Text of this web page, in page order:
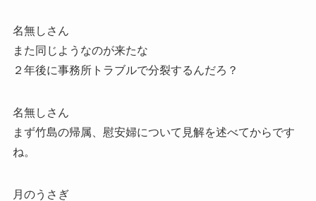
名無しさん
また同じようなのが来たな
２年後に事務所トラブルで分裂するんだろ？
名無しさん
まず竹島の帰属、慰安婦について見解を述べてからです
ね。
月のうさぎ